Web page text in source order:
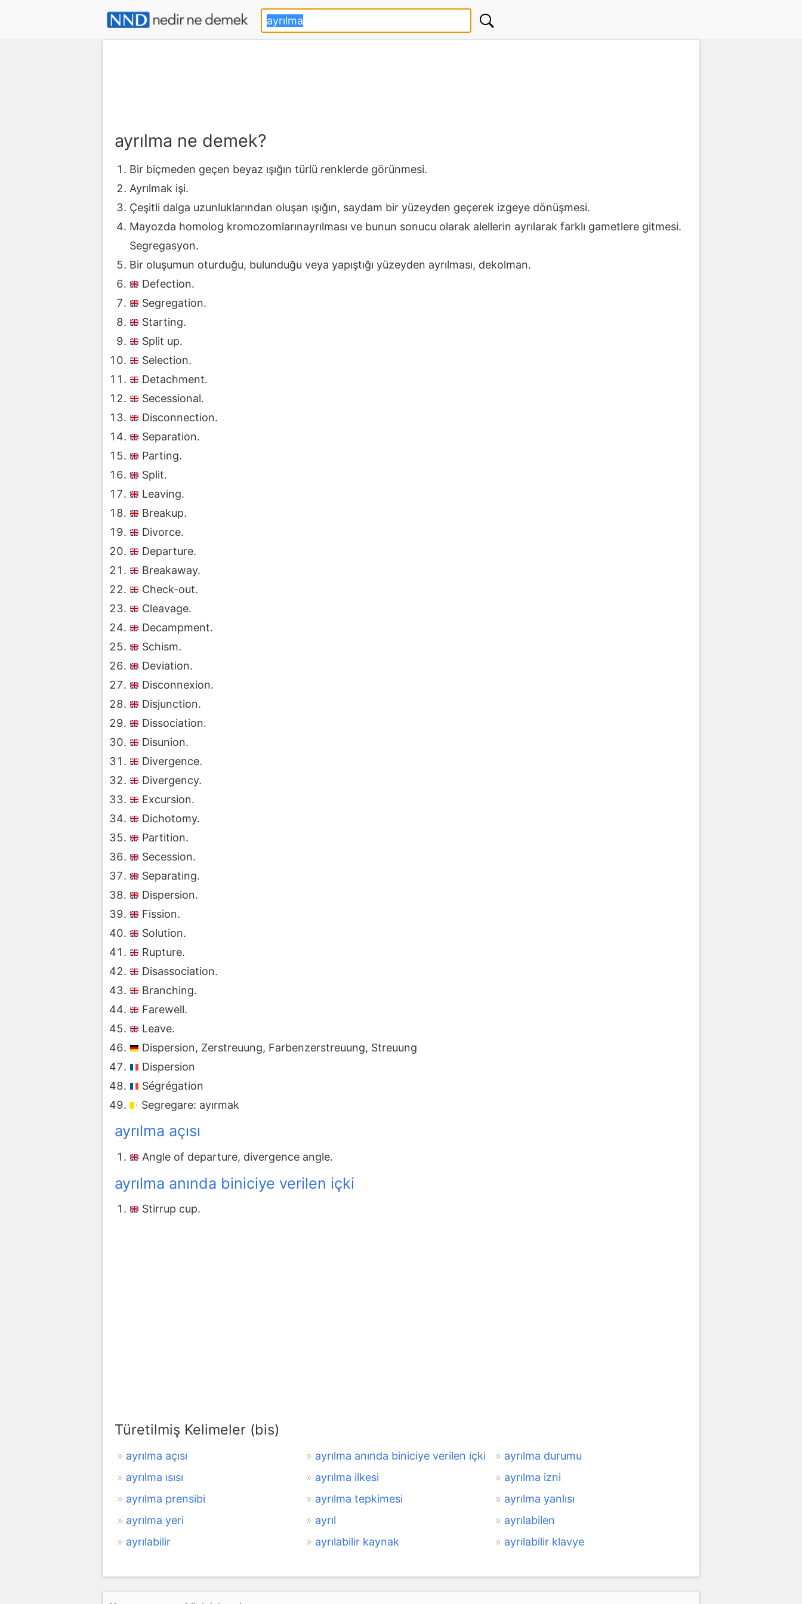
ayrılma ne demek?
Bir biçmeden geçen beyaz ışığın türlü renklerde görünmesi.
Ayrılmak işi.
Çeşitli dalga uzunluklarından oluşan ışığın, saydam bir yüzeyden geçerek izgeye dönüşmesi.
Mayozda homolog kromozomlarınayrılması ve bunun sonucu olarak alellerin ayrılarak farklı gametlere gitmesi.
Segregasyon.
Bir oluşumun oturduğu, bulunduğu veya yapıştığı yüzeyden ayrılması, dekolman.
Defection.
Segregation.
Starting.
Split up.
Selection.
Detachment.
Secessional.
Disconnection.
Separation.
Parting.
Split.
Leaving.
Breakup.
Divorce.
Departure.
Breakaway.
Check-out.
Cleavage.
Decampment.
Schism.
Deviation.
Disconnexion.
Disjunction.
Dissociation.
Disunion.
Divergence.
Divergency.
Excursion.
Dichotomy.
Partition.
Secession.
Separating.
Dispersion.
Fission.
Solution.
Rupture.
Disassociation.
Branching.
Farewell.
Leave.
Dispersion, Zerstreuung, Farbenzerstreuung, Streuung
Dispersion
Ségrégation
Segregare: ayırmak
ayrılma açısı
Angle of departure, divergence angle.
ayrılma anında biniciye verilen içki
Stirrup cup.
Türetilmiş Kelimeler (bis)
ayrılma açısı ayrılma anında biniciye verilen içki
ayrılma durumu
ayrılma ısısı
ayrılma ilkesi
ayrılma izni
ayrılma prensibi
ayrılma tepkimesi
ayrılma yanlısı
ayrılma yeri
ayrıl
ayrılabilen
ayrılabilir
ayrılabilir kaynak ayrılabilir klavye